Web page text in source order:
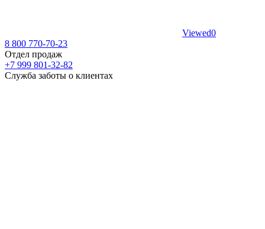
Viewed0
8 800 770-70-23
Отдел продаж
+7 999 801-32-82
Служба заботы о клиентах